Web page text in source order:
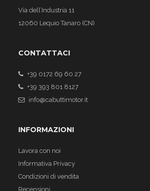
Via dell’Industria 11
12060 Lequio Tanaro (CN)
CONTATTACI
+39 0172 69 60 27
+39 393 801 8127
info@cabuttimotor.it
INFORMAZIONI
Lavora con noi
Informativa Privacy
Condizioni di vendita
Recensioni